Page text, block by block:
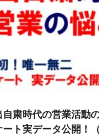
自粛時代の営業活動
ート実データ公開！